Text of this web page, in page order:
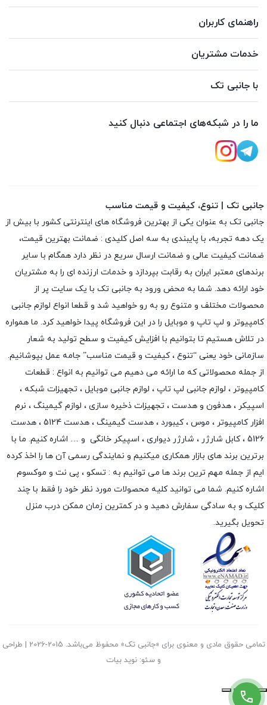
راهنمای کاربران
خدمات مشتریان
با جانبی تک
ما را در شبکه‌های اجتماعی دنبال کنید
جانبی تک | تنوع، کیفیت و قیمت مناسب
جانبی تک به عنوان یکی از بهترین فروشگاه های اینترنتی کشور با بیش از
یک دهه تجربه، با پایبندی به سه اصل کلیدی : ضمانت بهترین قیمت،
ضمانت کیفیت عالی و ضمانت ارسال سریع در نظر دارد همگام با سایر
برندهای معتبر ایران به رقابت بپردازد و خدمات ارزنده ای را به مشتریان
خود ارائه دهد. شما به محض ورود به جانبی تک با یک سایت پر از
محصولات مختلف و متنوع رو به رو خواهید شد و قطعا انواع لوازم جانبی
کامپیوتر و لپ تاپ و موبایل را در این فروشگاه پیدا خواهید کرد. ما همواره
در تلاش هستیم تا بتوانیم با افزایش کیفیت و سطح تولید به شعار
سازمانی خود یعنی “تنوع ، کیفیت و قیمت مناسب” جامه عمل بپوشانیم.
از جمله محصولاتی که ما ارائه می دهیم می توانیم به انواع : قطعات
کامپیوتر ، لوازم جانبی لپ تاپ ، لوازم جانبی موبایل ، تجهیزات شبکه ،
اسپیکر ، هدفون و هدست ، تجهیزات ذخیره سازی ، لوازم گیمینگ ، نرم
افزار کامپیوتر ، موس ،کیبورد ، هدست گیمینگ
، هدست 5124 ، هدست
5126 ،
کابل شارژر ، شارژر دیواری ، اسپیکر خانگی و … اشاره کنیم. ما با
برترین برند های بازار همکاری میکنیم و نمایندگی رسمی آن ها را اخذ کرده
ایم از جمله مهم ترین برند ها می توانیم به : تسکو ، پی نت و موکسوم
اشاره کنیم. شما می توانید کلیه محصولات مورد نظر خود را فقط با چند
کلیک و به سادگی سفارش دهید و در کمترین زمان ممکن درب منزل
تحویل بگیرید.
تمامی حقوق مادی و معنوی برای «جانبی تک» محفوظ می‌باشد. 2015-2026 | طراحی
و سئو: نوید بیات